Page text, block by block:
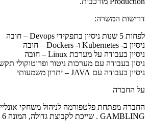
דרישות המשרה:
לפחות 5 שנות ניסיון בתפקידי Devops – חובה
ניסיון ב- Kubernetes ו- Dockers – חובה
ניסיון בעבודה על מערכת Linux – חובה
ניסון בעבודה עם מערכות ניטור ופרוטוקולי
ניסיון בעבודה עם JAVA – יתרון משמעותי
על החברה
GAMBLING . שייכת לקבוצת גדולה, המונה 6 חברות.